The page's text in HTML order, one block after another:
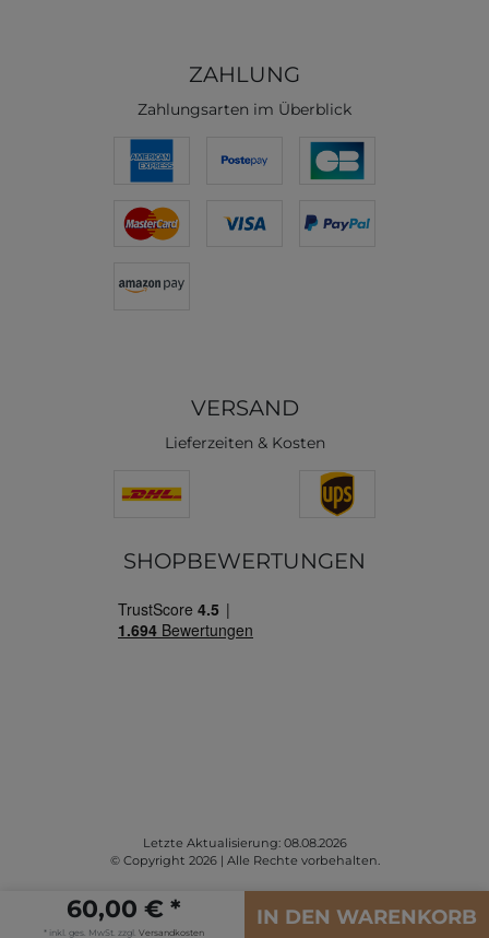
60,00 € *
* inkl. ges. MwSt. zzgl. Versandkosten
IN DEN WARENKORB
ZAHLUNG
Zahlungsarten im Überblick
VERSAND
Lieferzeiten & Kosten
SHOPBEWERTUNGEN
Letzte Aktualisierung: 08.08.2026
© Copyright 2026 | Alle Rechte vorbehalten.